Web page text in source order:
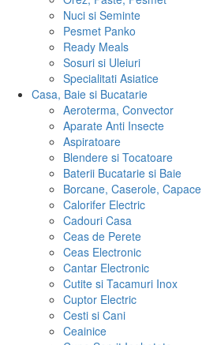
Nuci si Seminte
Pesmet Panko
Ready Meals
Sosuri si Uleiuri
Specialitati Asiatice
Casa, Baie si Bucatarie
Aeroterma, Convector
Aparate Anti Insecte
Aspiratoare
Blendere si Tocatoare
Baterii Bucatarie si Baie
Borcane, Caserole, Capace
Calorifer Electric
Cadouri Casa
Ceas de Perete
Ceas Electronic
Cantar Electronic
Cutite si Tacamuri Inox
Cuptor Electric
Cesti si Cani
Ceainice